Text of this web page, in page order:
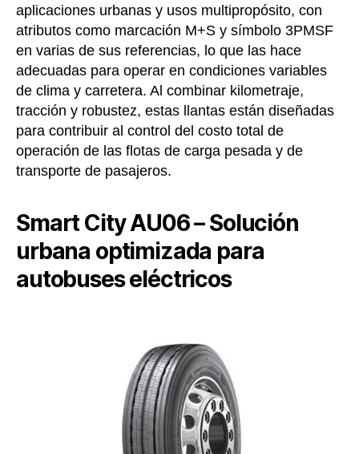
aplicaciones urbanas y usos multipropósito, con
atributos como marcación M+S y símbolo 3PMSF
en varias de sus referencias, lo que las hace
adecuadas para operar en condiciones variables
de clima y carretera. Al combinar kilometraje,
tracción y robustez, estas llantas están diseñadas
para contribuir al control del costo total de
operación de las flotas de carga pesada y de
transporte de pasajeros.
Smart City AU06 – Solución
urbana optimizada para
autobuses eléctricos